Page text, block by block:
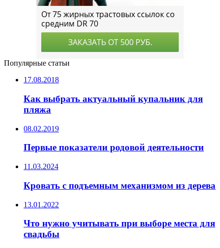
Популярные статьи
17.08.2018
Как выбрать актуальный купальник для
пляжа
08.02.2019
Первые показатели родовой деятельности
11.03.2024
Кровать с подъемным механизмом из дерева
13.01.2022
Что нужно учитывать при выборе места для
свадьбы